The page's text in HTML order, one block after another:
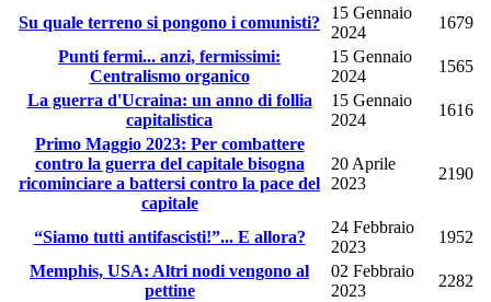
Su quale terreno si pongono i comunisti?
15 Gennaio
2024
1679
Punti fermi... anzi, fermissimi:
Centralismo organico
15 Gennaio
2024
1565
La guerra d'Ucraina: un anno di follia
capitalistica
15 Gennaio
2024
1616
Primo Maggio 2023: Per combattere
contro la guerra del capitale bisogna
ricominciare a battersi contro la pace del
capitale
20 Aprile
2023
2190
“Siamo tutti antifascisti!”... E allora?
24 Febbraio
2023
1952
Memphis, USA: Altri nodi vengono al
pettine
02 Febbraio
2023
2282